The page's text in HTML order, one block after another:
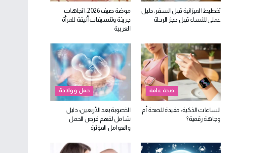
تخطيط الميزانية قبل السفر: دليل
عملي للنساء قبل حجز الرحلة
موضة صيف 2026: اتجاهات
جريئة وتنسيقات أنيقة للمرأة
العربية
صحة عامة
الساعات الذكية: مفيدة للصحة أم
وجاهة رقمية؟
حمل وولادة
الخصوبة بعد الأربعين: دليل
شامل لفهم فرص الحمل
والعوامل المؤثرة